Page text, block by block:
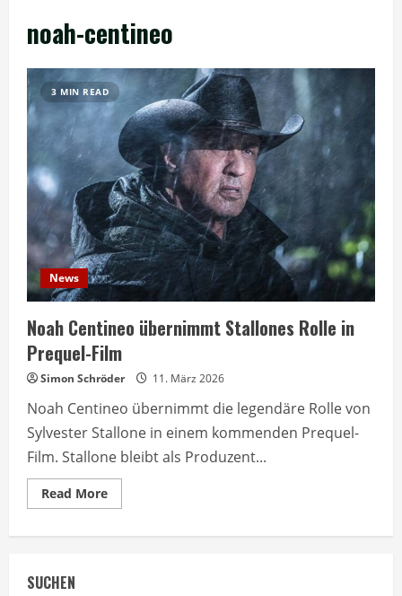
noah-centineo
3 MIN READ
News
Noah Centineo übernimmt Stallones Rolle in
Prequel-Film
Simon Schröder 11. März 2026
Noah Centineo übernimmt die legendäre Rolle von
Sylvester Stallone in einem kommenden Prequel-
Film. Stallone bleibt als Produzent...
Read MoreRead
more
SUCHEN